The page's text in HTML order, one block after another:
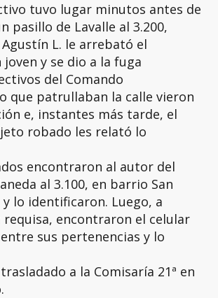
tuvo lugar minutos antes de
pasillo de Lavalle al 3.200,
L. le arrebató el
y se dio a la fuga
del Comando
que patrullaban la calle vieron
e, instantes más tarde, el
robado les relató lo
encontraron al autor del
al 3.100, en barrio San
lo identificaron. Luego, a
encontraron el celular
sus pertenencias y lo
a la Comisaría 21ª en